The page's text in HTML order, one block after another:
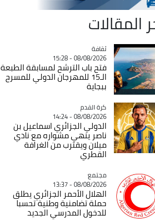
المقالات
Catégorie
ثقافة
08/08/2026 - 15:28
فتح باب الترشح لمسابقة الطبعة
الـ15 للمهرجان الدولي للمسرح
ببجاية
Catégorie
كرة القدم
08/08/2026 - 14:24
الدولي الجزائري اسماعيل بن
ناصر ينهي مشواره مع نادي
ميلان ويقترب من الغرافة
القطري
Catégorie
مجتمع
08/08/2026 - 13:37
الهلال الأحمر الجزائري يطلق
حملة تضامنية وطنية تحسبا
للدخول المدرسي الجديد